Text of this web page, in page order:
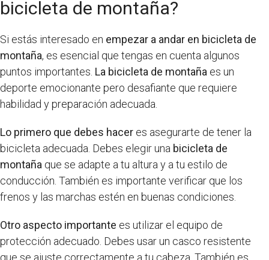
bicicleta de montaña?
Si estás interesado en empezar a andar en bicicleta de
montaña, es esencial que tengas en cuenta algunos
puntos importantes. La bicicleta de montaña es un
deporte emocionante pero desafiante que requiere
habilidad y preparación adecuada.
Lo primero que debes hacer es asegurarte de tener la
bicicleta adecuada. Debes elegir una bicicleta de
montaña que se adapte a tu altura y a tu estilo de
conducción. También es importante verificar que los
frenos y las marchas estén en buenas condiciones.
Otro aspecto importante es utilizar el equipo de
protección adecuado. Debes usar un casco resistente
que se ajuste correctamente a tu cabeza. También es